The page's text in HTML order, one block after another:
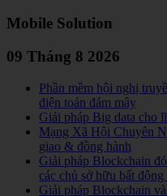
Mobile Solution
09 Tháng 8 2026
Phần mềm hội nghị
điện toán đám mây
Giải pháp Big data cho
Mạng Xã Hội Chuyên
giao & đồng hành
Giải pháp Blockchain
các chủ sở hữu bất
Giải pháp Blockchain